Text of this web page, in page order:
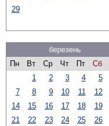
29
березень
Пн
Вт Ср Чт Пт Сб
1
2 3 4 5
7
8 9 10 11 12
14
15 16 17 18 19
21
22 23 24 25 26